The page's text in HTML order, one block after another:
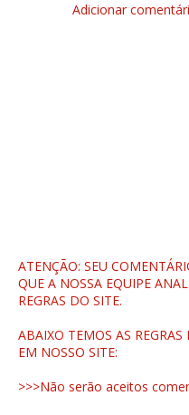
Adicionar
ATENÇÃO: SEU
QUE A NOSSA EQUIPE
REGRAS DO SITE.
ABAIXO TEMOS AS
EM NOSSO SITE:
>>>Não serão aceitos